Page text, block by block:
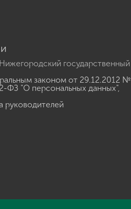
государственный
законом от 29.12.2012 №
ФЗ "О персональных данных",
руководителей